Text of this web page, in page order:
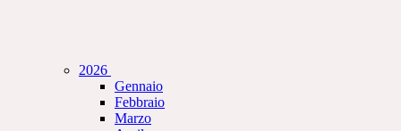
2026
Gennaio
Febbraio
Marzo